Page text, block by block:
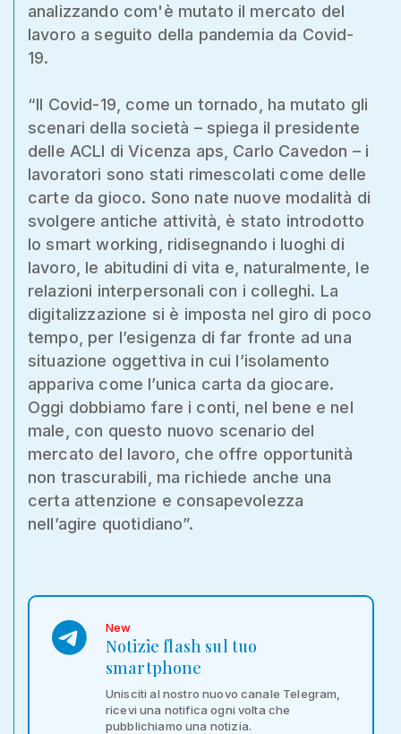
analizzando com'è mutato il mercato del
lavoro a seguito della pandemia da Covid-
19.
“Il Covid-19, come un tornado, ha mutato gli
scenari della società – spiega il presidente
delle ACLI di Vicenza aps, Carlo Cavedon – i
lavoratori sono stati rimescolati come delle
carte da gioco. Sono nate nuove modalità di
svolgere antiche attività, è stato introdotto
lo smart working, ridisegnando i luoghi di
lavoro, le abitudini di vita e, naturalmente, le
relazioni interpersonali con i colleghi. La
digitalizzazione si è imposta nel giro di poco
tempo, per l’esigenza di far fronte ad una
situazione oggettiva in cui l’isolamento
appariva come l’unica carta da giocare.
Oggi dobbiamo fare i conti, nel bene e nel
male, con questo nuovo scenario del
mercato del lavoro, che offre opportunità
non trascurabili, ma richiede anche una
certa attenzione e consapevolezza
nell’agire quotidiano”.
New
Notizie flash sul tuo
smartphone
Unisciti al nostro nuovo canale Telegram,
ricevi una notifica ogni volta che
pubblichiamo una notizia.